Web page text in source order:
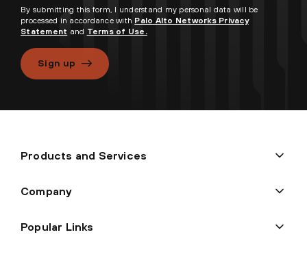
By submitting this form, I understand my personal data will be
processed in accordance with Palo Alto Networks Privacy
Statement and Terms of Use.
Sign up
Products and Services
Company
Popular Links